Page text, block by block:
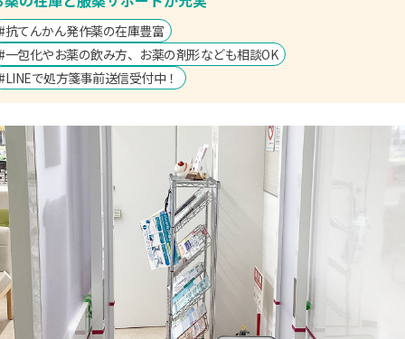
抗てんかん発作薬の在庫豊富
一包化やお薬の飲み方、お薬の剤形なども相談OK
で処方箋事前送信受付中！